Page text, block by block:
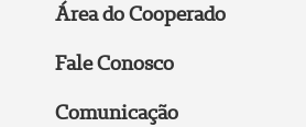
Área do Cooperado
Fale Conosco
Comunicação